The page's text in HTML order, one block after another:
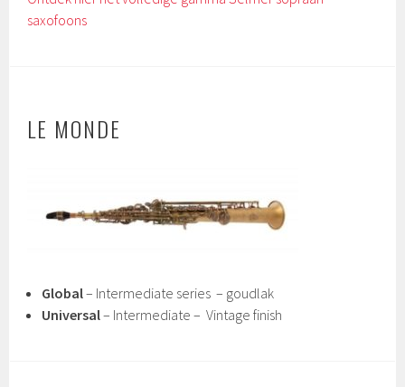
saxofoons
LE MONDE
Global– Intermediate series – goudlak
Universal– Intermediate – Vintage finish